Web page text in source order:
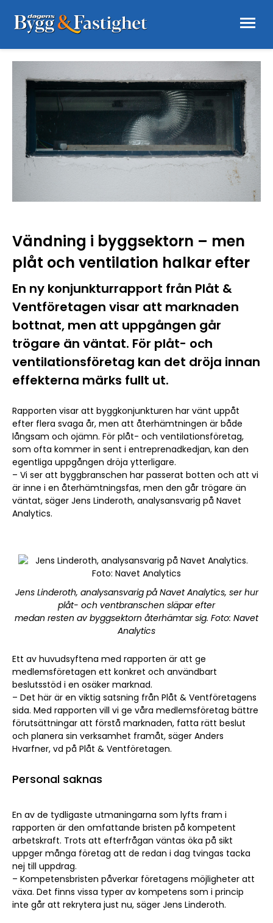
Vändning i byggsektorn – men
plåt och ventilation halkar efter
En ny konjunkturrapport från Plåt &
Ventföretagen visar att marknaden
bottnat, men att uppgången går
trögare än väntat. För plåt- och
ventilationsföretag kan det dröja innan
effekterna märks fullt ut.
Rapporten visar att byggkonjunkturen har vänt uppåt
efter flera svaga år, men att återhämtningen är både
långsam och ojämn. För plåt- och ventilationsföretag,
som ofta kommer in sent i entreprenadkedjan, kan den
egentliga uppgången dröja ytterligare.
– Vi ser att byggbranschen har passerat botten och att vi
är inne i en återhämtningsfas, men den går trögare än
väntat, säger Jens Linderoth, analysansvarig på Navet
Analytics.
Jens Linderoth, analysansvarig på Navet Analytics, ser hur
plåt- och ventbranschen släpar efter
medan resten av byggsektorn återhämtar sig. Foto: Navet
Analytics
Ett av huvudsyftena med rapporten är att ge
medlemsföretagen ett konkret och användbart
beslutsstöd i en osäker marknad.
– Det här är en viktig satsning från Plåt & Ventföretagens
sida. Med rapporten vill vi ge våra medlemsföretag bättre
förutsättningar att förstå marknaden, fatta rätt beslut
och planera sin verksamhet framåt, säger Anders
Hvarfner, vd på Plåt & Ventföretagen.
Personal saknas
En av de tydligaste utmaningarna som lyfts fram i
rapporten är den omfattande bristen på kompetent
arbetskraft. Trots att efterfrågan väntas öka på sikt
uppger många företag att de redan i dag tvingas tacka
nej till uppdrag.
– Kompetensbristen påverkar företagens möjligheter att
växa. Det finns vissa typer av kompetens som i princip
inte går att rekrytera just nu, säger Jens Linderoth.